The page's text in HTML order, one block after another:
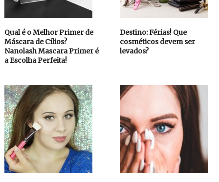
Qual é o Melhor Primer de
Máscara de Cílios?
Nanolash Mascara Primer é
a Escolha Perfeita!
Destino: Férias! Que
cosméticos devem ser
levados?